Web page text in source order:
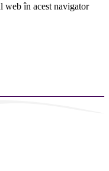
web în acest navigator